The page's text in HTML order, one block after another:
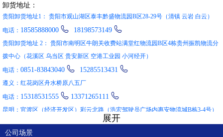
楚雄：双柏 牟定 南华 姚安 大姚 永仁 元谋 武定 禄丰
文山： 文山 砚山 西畴 麻栗坡 马关 丘北 广南 富宁
普洱： 墨江 景东 景谷 镇沅 江城 孟连 澜沧 西盟
西双版纳： 景洪 勐海 勐腊 保山 施甸 腾冲 龙陵 昌宁
大理： 漾濞 祥云 宾川 弥渡 南涧 巍山 永平 云龙 洱源 剑川 鹤庆
德宏： 潞西 瑞丽 梁河 盈江 陇川 丽江： 玉龙 永胜 华坪 宁蒗
思茅： 普洱 墨江 景东 景谷 镇沅 江城哈 孟连县 澜沧县 西盟县
卸货地址：
贵阳卸货地址1： 贵阳市观山湖区泰丰黔盛物流园B区28-29号（清镇 云岩 白云）
电话： 18585888000  18198573149 
贵阳卸货地址 2： 贵阳市南明区牛朗关收费站满堂红物流园B区4栋贵州振凯物流分
拨中心（花溪区 乌当区 贵安新区 空港工业园 小河经开）
电话： 0851-83843040  15285513431 
遵义：红花岗区舟水桥原八五厂
电话： 15318531555  13371265111 
昆明：官渡区（经济开发区）彩云北路（浩宏驾驶员广场内惠安物流城B栋3-4号）
电话：13371275222 展开
公司场景